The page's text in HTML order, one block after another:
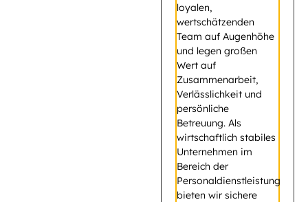
loyalen,
wertschätzenden
Team auf Augenhöhe
und legen großen
Wert auf
Zusammenarbeit,
Verlässlichkeit und
persönliche
Betreuung. Als
wirtschaftlich stabiles
Unternehmen im
Bereich der
Personaldienstleistung
bieten wir sichere